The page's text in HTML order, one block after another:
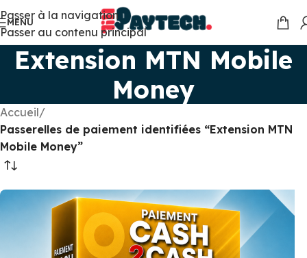
Passer à la navigation
Passer au contenu principal
MENU
Extension MTN Mobile
Money
Accueil/
Passerelles de paiement identifiées “Extension MTN
Mobile Money”